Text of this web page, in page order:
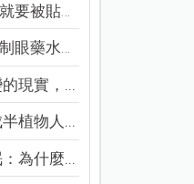
被貼「...
藥水納...
現實，...
植物人...
為什麼...